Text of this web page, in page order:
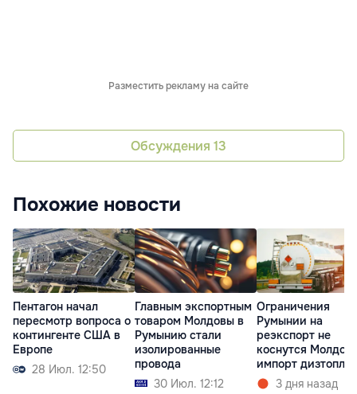
Разместить рекламу на сайте
Обсуждения 13
Похожие новости
Пентагон начал
пересмотр вопроса о
контингенте США в
Европе
28 Июл. 12:50
Главным экспортным
товаром Молдовы в
Румынию стали
изолированные
провода
30 Июл. 12:12
Ограничения
Румынии на
реэкспорт не
коснутся
импорт
возобновится
3 дня назад